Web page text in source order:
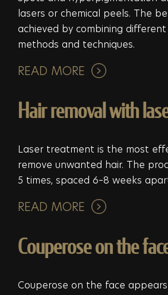
lasers or chemical peels. The
achieved by combining
methods and techniques.
READ MORE
Hair removal with
Laser treatment is the most
remove unwanted hair. The
5 times, spaced 6–8 weeks
READ MORE
Couperose on the
Couperose on the face